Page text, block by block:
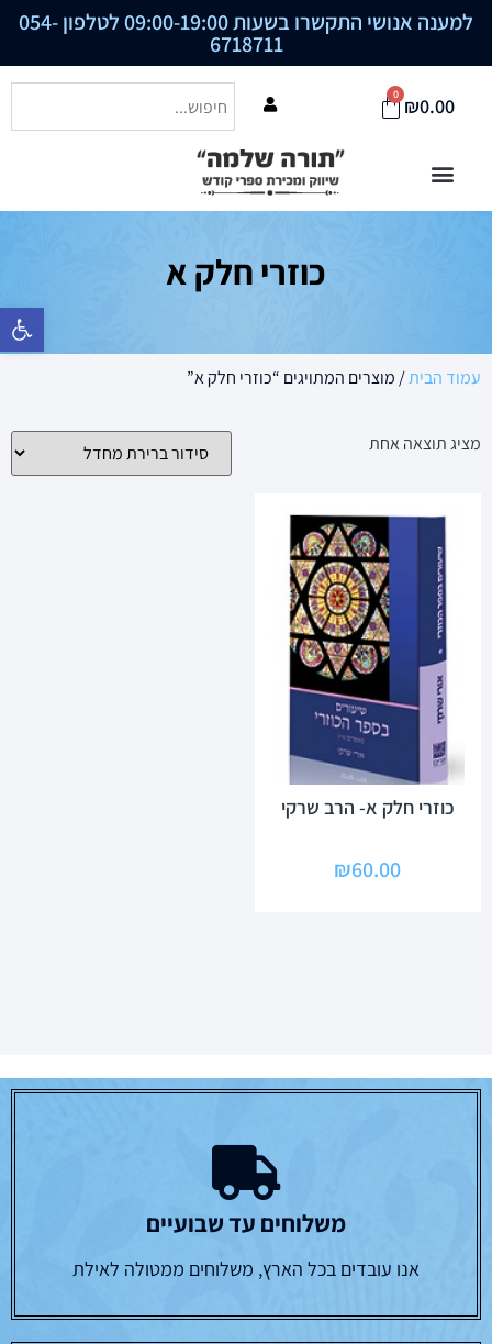
פתח סרגל
למענה אנושי התקשרו בשעות 09:00-19:00 לטלפון 054-
6718711
₪0.00
0
כוזרי חלק א
עמוד הבית/ מוצרים המתויגים “כוזרי חלק א”
מציג תוצאה אחת
כוזרי חלק א- הרב שרקי
₪60.00
משלוחים עד שבועיים
אנו עובדים בכל הארץ, משלוחים ממטולה לאילת